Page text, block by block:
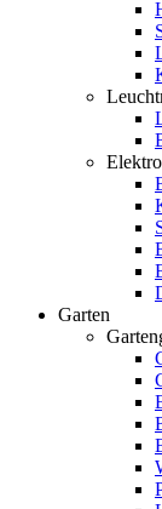
Garten